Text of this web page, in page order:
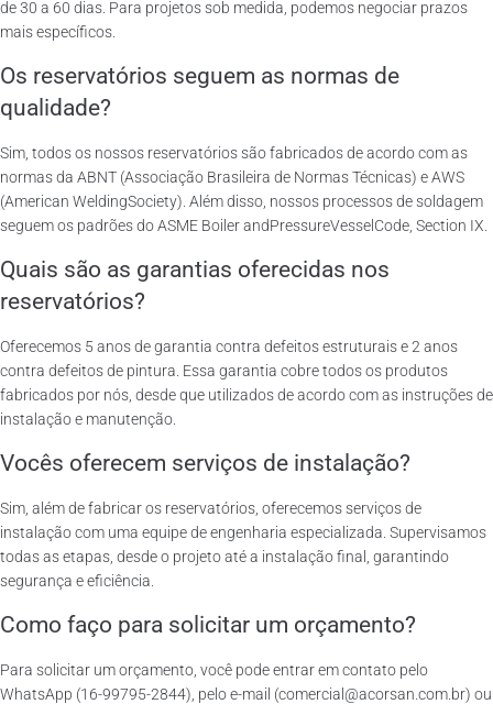
de 30 a 60 dias. Para projetos sob medida, podemos negociar prazos
mais específicos.
Os reservatórios seguem as normas de
qualidade?
Sim, todos os nossos reservatórios são fabricados de acordo com as
normas da ABNT (Associação Brasileira de Normas Técnicas) e AWS
(American WeldingSociety). Além disso, nossos processos de soldagem
seguem os padrões do ASME Boiler andPressureVesselCode, Section IX.
Quais são as garantias oferecidas nos
reservatórios?
Oferecemos 5 anos de garantia contra defeitos estruturais e 2 anos
contra defeitos de pintura. Essa garantia cobre todos os produtos
fabricados por nós, desde que utilizados de acordo com as instruções de
instalação e manutenção.
Vocês oferecem serviços de instalação?
Sim, além de fabricar os reservatórios, oferecemos serviços de
instalação com uma equipe de engenharia especializada. Supervisamos
todas as etapas, desde o projeto até a instalação final, garantindo
segurança e eficiência.
Como faço para solicitar um orçamento?
Para solicitar um orçamento, você pode entrar em contato pelo
WhatsApp (16-99795-2844), pelo e-mail (comercial@acorsan.com.br) ou